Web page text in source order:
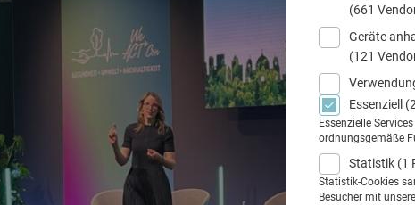
(661
Geräte
(121
Essenziell
Essenzielle
ordnungsgemäße
Statistik (1
Statistik-Cookies
Besucher mit